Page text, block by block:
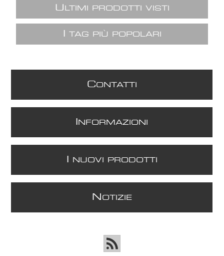
U LTIMI PRODOTTI VISTI
TAG PIÙ POPOLARI
CONTATTI
NFORMAZIONI
NUOVI PRODOTTI
N OTIZIE